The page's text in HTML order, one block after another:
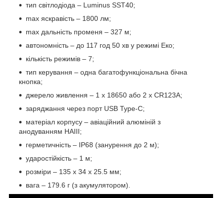
тип світлодіода – Luminus SST40;
max яскравість – 1800 лм;
max дальність променя – 327 м;
автономність – до 117 год 50 хв у режимі Еко;
кількість режимів – 7;
тип керування – одна багатофункціональна бічна
кнопка;
джерело живлення – 1 х 18650 або 2 х CR123A;
заряджання через порт USB Type-C;
матеріал корпусу – авіаційний алюміній з
анодуванням HAIII;
герметичність – IP68 (занурення до 2 м);
ударостійкість – 1 м;
розміри – 135 х 34 х 25.5 мм;
вага – 179.6 г (з акумулятором).